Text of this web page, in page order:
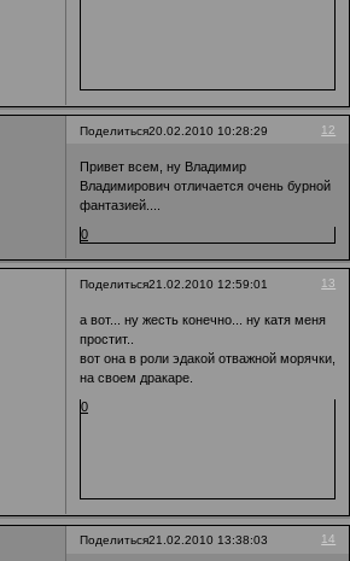
Поделиться 12
20.02.2010 10:28:29
Привет всем, ну Владимир
Владимирович отличается очень бурной
фантазией....
0
Поделиться 13
21.02.2010 12:59:01
а вот... ну жесть конечно... ну катя меня
простит..
вот она в роли эдакой отважной морячки,
на своем дракаре.
0
Поделиться 14
21.02.2010 13:38:03